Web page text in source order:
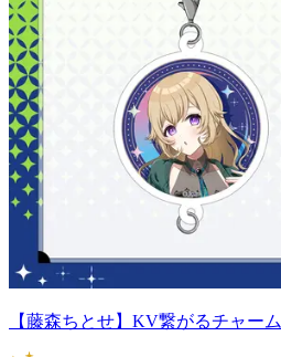
【藤森ちとせ】KV繋がるチャーム